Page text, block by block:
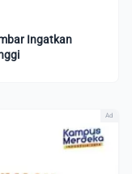
Ingatkan
Ad